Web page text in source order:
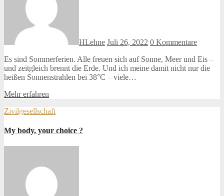
HLehne Juli 26, 2022 0 Kommentare
Es sind Sommerferien. Alle freuen sich auf Sonne, Meer und Eis –
und zeitgleich brennt die Erde. Und ich meine damit nicht nur die
heißen Sonnenstrahlen bei 38°C – viele…
Mehr erfahren
Zivilgesellschaft
My body, your choice ?